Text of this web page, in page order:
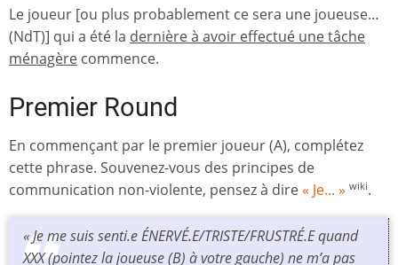
Le joueur [ou plus probablement ce sera une joueuse…
(NdT)] qui a été la dernière à avoir effectué une tâche
ménagère commence.
Premier Round
En commençant par le premier joueur (A), complétez
cette phrase. Souvenez-vous des principes de
communication non-violente, pensez à dire« Je... » wiki.
« Je me suis senti.e ÉNERVÉ.E/TRISTE/FRUSTRÉ.E quand
XXX (pointez la joueuse (B) à votre gauche) ne m’a pas